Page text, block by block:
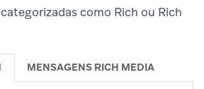
como Rich ou Rich
MENSAGENS RICH MEDIA